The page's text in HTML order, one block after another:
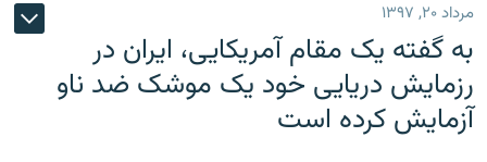
مرداد ۲۰, ۱۳۹۷
به گفته یک مقام آمریکایی، ایران در
رزمایش دریایی خود یک موشک ضد ناو
آزمایش کرده است